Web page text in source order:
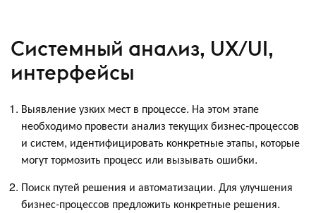
Системный анализ, UX/UI,
интерфейсы
Выявление узких мест в процессе. На этом этапе
необходимо провести анализ текущих бизнес-процессов
и систем, идентифицировать конкретные этапы, которые
могут тормозить процесс или вызывать ошибки.
Поиск путей решения и автоматизации. Для улучшения
бизнес-процессов предложить конкретные решения.